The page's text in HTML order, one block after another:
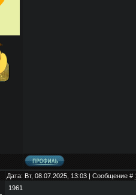
Дата: Вт, 08.07.2025, 13:03 | Сообщение #
1961